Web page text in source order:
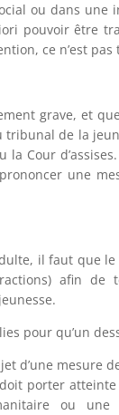
ou dans
pouvoir être
ce n’est
grave, et
de la
Cour
une
il faut que
afin de
pour qu’un
d’une
porter
ou une